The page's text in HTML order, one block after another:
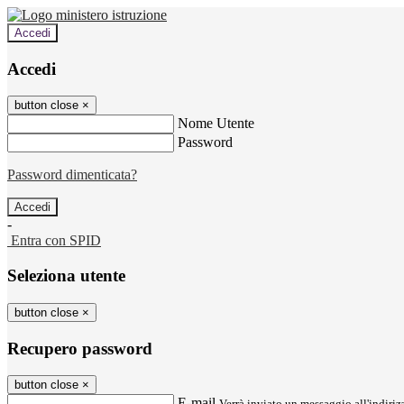
Accedi
Accedi
button close ×
Nome Utente
Password
Password dimenticata?
-
Entra con SPID
Seleziona utente
button close ×
Recupero password
button close ×